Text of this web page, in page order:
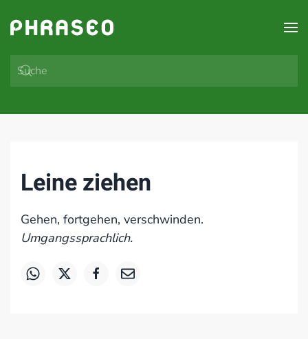
Zum Hauptinhalt springen
Leine ziehen
Gehen, fortgehen, verschwinden.
Umgangssprachlich.